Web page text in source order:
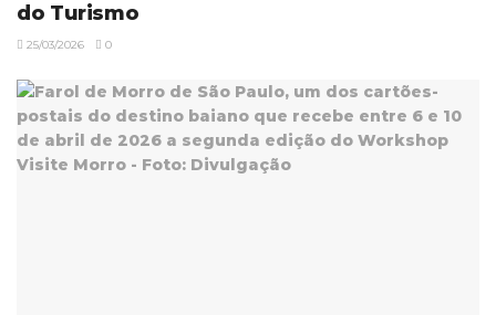
do Turismo
25/03/2026 0